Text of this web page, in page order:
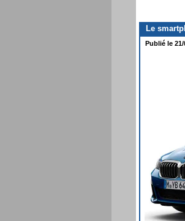
Le
Publié le